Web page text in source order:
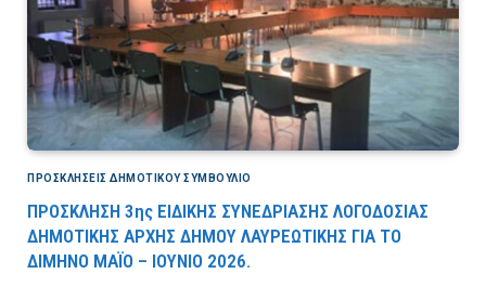
ΠΡΟΣΚΛΉΣΕΙΣ ΔΗΜΟΤΙΚΟΎ ΣΥΜΒΟΎΛΙΟ
ΠΡΟΣΚΛΗΣΗ 3ης ΕΙΔΙΚΗΣ ΣΥΝΕΔΡΙΑΣΗΣ ΛΟΓΟΔΟΣΙΑΣ
ΔΗΜΟΤΙΚΗΣ ΑΡΧΗΣ ΔΗΜΟΥ ΛΑΥΡΕΩΤΙΚΗΣ ΓΙΑ ΤΟ
ΔΙΜΗΝΟ ΜΑΪΟ – ΙΟΥΝΙΟ 2026.